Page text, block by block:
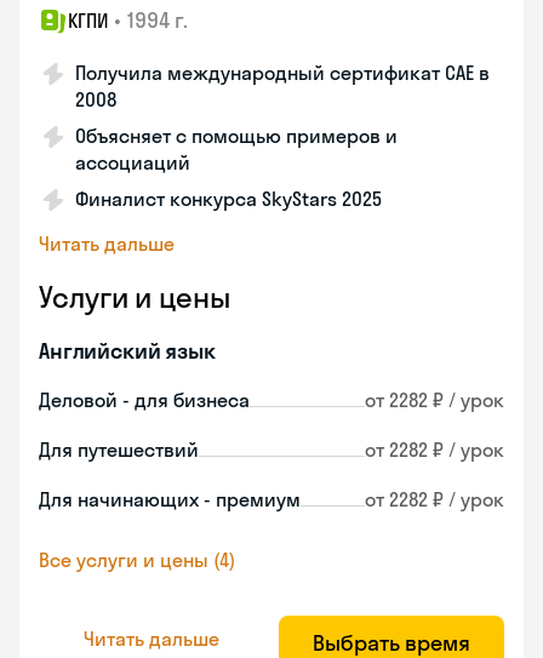
КГПИ • 1994 г.
Получила международный сертификат CAE в
2008
Объясняет с помощью примеров и
ассоциаций
Финалист конкурса SkyStars 2025
Читать дальше
Услуги и цены
Английский язык
Деловой - для бизнеса от 2282 ₽ / урок
Для путешествий от 2282 ₽ / урок
Для начинающих - премиум от 2282 ₽ / урок
Все услуги и цены (4)
Читать дальше Выбрать время